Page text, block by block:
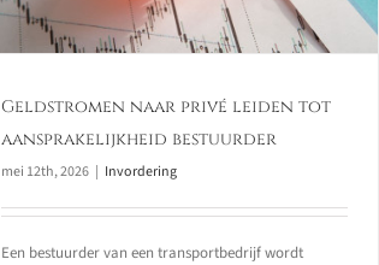
Geldstromen naar privé leiden tot
aansprakelijkheid bestuurder
mei 12th, 2026 | Invordering
Een bestuurder van een transportbedrijf wordt